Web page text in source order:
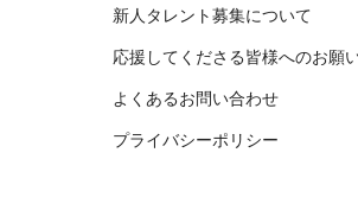
新人タレント募集について
応援してくださる皆様へのお願
よくあるお問い合わせ
プライバシーポリシー